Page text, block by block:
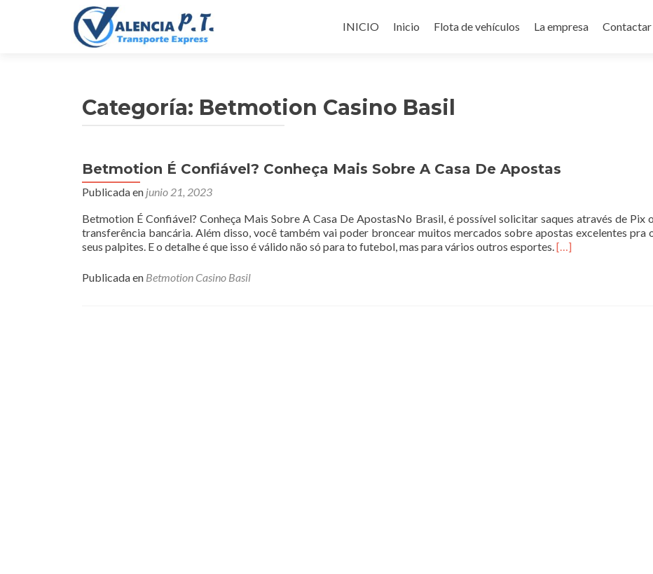
al
INICIO Inicio Flota de vehículos La empresa Contactar
Categoría: Betmotion Casino Basil
Betmotion É Confiável? Conheça Mais Sobre A Casa De Apostas
Publicada en junio 21, 2023
Betmotion É Confiável? Conheça Mais Sobre A Casa De ApostasNo Brasil, é possível solicitar saques através de Pix
transferência bancária. Além disso, você também vai poder broncear muitos mercados sobre apostas excelentes pra
seus palpites. E o detalhe é que isso é válido não só para to futebol, mas para vários outros esportes.Read
[…]
Publicada en Betmotion Casino Basil